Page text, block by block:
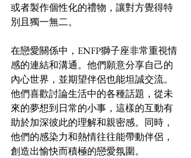
或者製作個性化的禮物，讓對方覺得特
別且獨一無二。
在戀愛關係中，ENFP獅子座非常重視情
感的連結和溝通。他們願意分享自己的
內心世界，並期望伴侶也能坦誠交流。
他們喜歡討論生活中的各種話題，從未
來的夢想到日常的小事，這樣的互動有
助於加深彼此的理解和親密感。同時，
他們的感染力和熱情往往能帶動伴侶，
創造出愉快而積極的戀愛氛圍。